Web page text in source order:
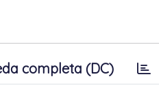
completa (DC)